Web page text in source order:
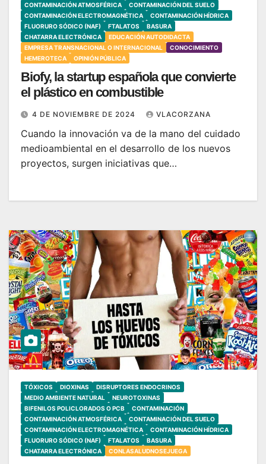
CONTAMINACIÓN ATMOSFÉRICA
CONTAMINACIÓN DEL SUELO
CONTAMINACIÓN ELECTROMAGNÉTICA
CONTAMINACIÓN HÍDRICA
FLUORURO SÓDICO (NAF)
FTALATOS
BASURA
CHATARRA ELECTRÓNICA
EDUCACIÓN AUTODIDACTA
EMPRESA TRANSNACIONAL O INTERNACIONAL
CONOCIMIENTO
HEMEROTECA
OPINIÓN PÚBLICA
Biofy, la startup española que convierte
el plástico en combustible
4 DE NOVIEMBRE DE 2024 VLACORZANA
Cuando la innovación va de la mano del cuidado
medioambiental en el desarrollo de los nuevos
proyectos, surgen iniciativas que…
TÓXICOS DIOXINAS
DISRUPTORES ENDOCRINOS
MEDIO AMBIENTE NATURAL
NEUROTOXINAS
BIFENILOS POLICLORADOS O PCB
CONTAMINACIÓN
CONTAMINACIÓN ATMOSFÉRICA
CONTAMINACIÓN DEL SUELO
CONTAMINACIÓN ELECTROMAGNÉTICA
CONTAMINACIÓN HÍDRICA
FLUORURO SÓDICO (NAF)
FTALATOS
BASURA
CHATARRA ELECTRÓNICA
CONLASALUDNOSEJUEGA